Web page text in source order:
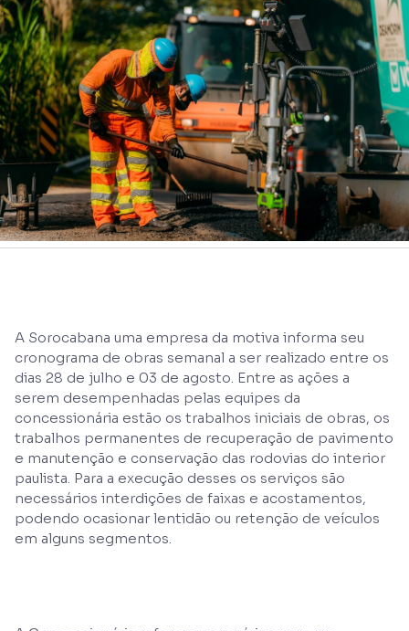
A Sorocabana uma empresa da motiva informa seu
cronograma de obras semanal a ser realizado entre os
dias 28 de julho e 03 de agosto. Entre as ações a
serem desempenhadas pelas equipes da
concessionária estão os trabalhos iniciais de obras, os
trabalhos permanentes de recuperação de pavimento
e manutenção e conservação das rodovias do interior
paulista. Para a execução desses os serviços são
necessários interdições de faixas e acostamentos,
podendo ocasionar lentidão ou retenção de veículos
em alguns segmentos.